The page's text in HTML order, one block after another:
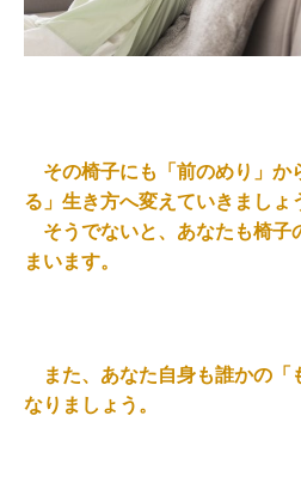
その椅子にも「前のめり」か
る」生き方へ変えていきましょ
そうでないと、あなたも椅子
まいます。
また、あなた自身も誰かの「
なりましょう。